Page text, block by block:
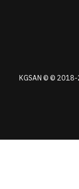
KGSAN © ©